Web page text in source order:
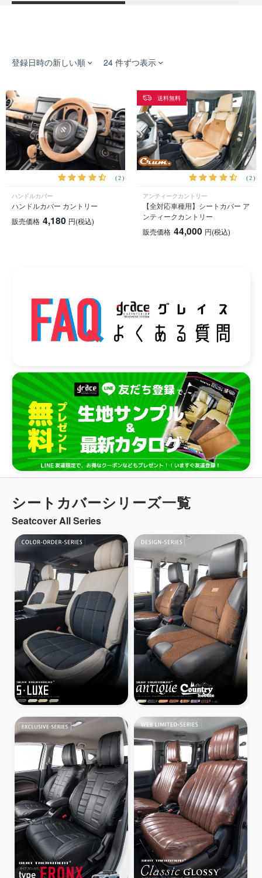
登録日時の新しい順 24 件ずつ表示
(2)
ハンドルカバー
ハンドルカバー カントリー
販売価格 4,180 円(税込)
送料無料
(2)
アンティークカントリー
【全対応車種用】シートカバー ア
ンティークカントリー
販売価格 44,000 円(税込)
シートカバーシリーズ一覧
Seatcover All Series